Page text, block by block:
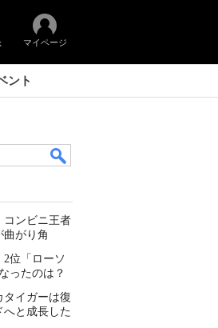
マイページ
ント
ンビニ王者
曲がり角
位「ローソ
ったのは？
タイガーは復
と成長した